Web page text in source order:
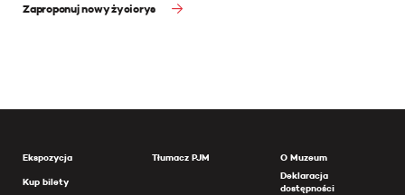
Zaproponuj nowy życiorys
Ekspozycja
Kup bilety
Tłumacz PJM
O Muzeum
Deklaracja
dostępności